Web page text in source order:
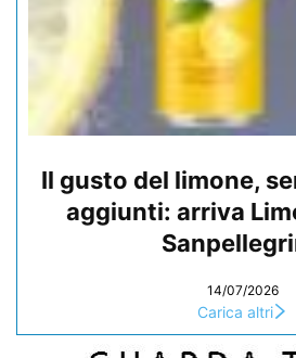
Il gusto del limone,
aggiunti: arriva
14/07/2026
Carica altri